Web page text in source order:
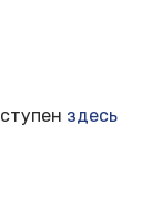
здесь